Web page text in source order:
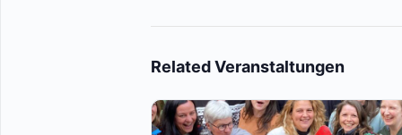
Related Veranstaltungen